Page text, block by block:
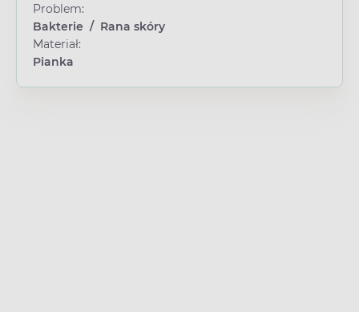
Problem:
Bakterie / Rana skóry
Materiał:
Pianka